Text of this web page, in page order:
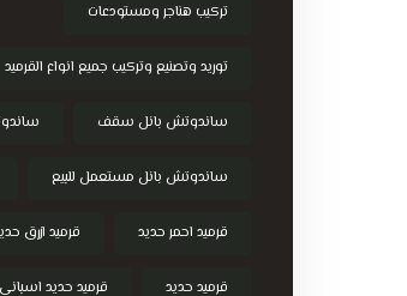
تركيب هناجر ومستودعات
توريد وتصنيع وتركيب جميع انواع القرميد
ساندوتش بانل سقف
ساندوتش بانل مستعمل للبيع
قرميد احمر حديد قرميد ازرق
قرميد حديد قرميد حديد اسباني